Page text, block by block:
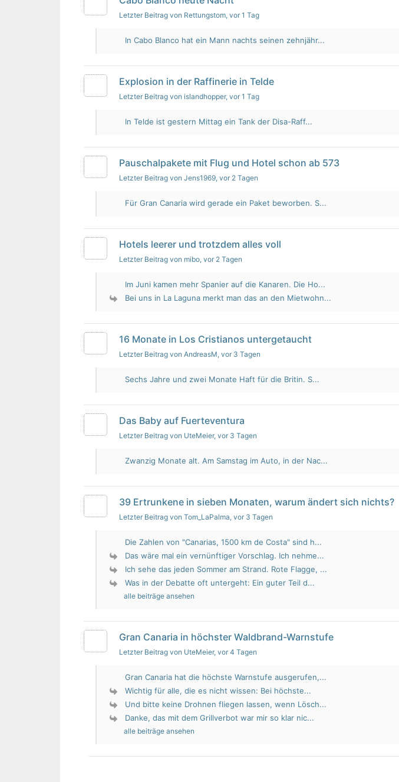
Letzter Beitrag von Rettungstom, vor 1 Tag
In Cabo Blanco hat ein Mann nachts seinen zehnjähr...
Explosion in der Raffinerie in Telde
Letzter Beitrag von islandhopper, vor 1 Tag
In Telde ist gestern Mittag ein Tank der Disa-Raff...
Pauschalpakete mit Flug und Hotel schon ab 573
Letzter Beitrag von Jens1969, vor 2 Tagen
Für Gran Canaria wird gerade ein Paket beworben. S...
Hotels leerer und trotzdem alles voll
Letzter Beitrag von mibo, vor 2 Tagen
Im Juni kamen mehr Spanier auf die Kanaren. Die Ho...
Bei uns in La Laguna merkt man das an den Mietwohn...
16 Monate in Los Cristianos untergetaucht
Letzter Beitrag von AndreasM, vor 3 Tagen
Sechs Jahre und zwei Monate Haft für die Britin. S...
Das Baby auf Fuerteventura
Letzter Beitrag von UteMeier, vor 3 Tagen
Zwanzig Monate alt. Am Samstag im Auto, in der Nac...
39 Ertrunkene in sieben Monaten, warum ändert sich nichts?
Letzter Beitrag von Tom_LaPalma, vor 3 Tagen
Die Zahlen von "Canarias, 1500 km de Costa" sind h...
Das wäre mal ein vernünftiger Vorschlag. Ich nehme...
Ich sehe das jeden Sommer am Strand. Rote Flagge, ...
Was in der Debatte oft untergeht: Ein guter Teil d...
alle beiträge ansehen
Gran Canaria in höchster Waldbrand-Warnstufe
Letzter Beitrag von UteMeier, vor 4 Tagen
Gran Canaria hat die höchste Warnstufe ausgerufen,...
Wichtig für alle, die es nicht wissen: Bei höchste...
Und bitte keine Drohnen fliegen lassen, wenn Lösch...
Danke, das mit dem Grillverbot war mir so klar nic...
alle beiträge ansehen